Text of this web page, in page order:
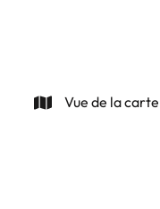
Vue de la carte